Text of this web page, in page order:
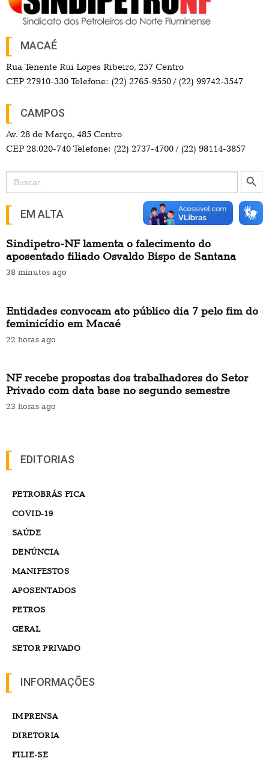
MACAÉ
Rua Tenente Rui Lopes Ribeiro, 257 Centro
CEP 27910-330 Telefone: (22) 2765-9550 / (22) 99742-3547
CAMPOS
Av. 28 de Março, 485 Centro
CEP 28.020-740 Telefone: (22) 2737-4700 / (22) 98114-3857
Search
for:
Search Button
EM ALTA
Sindipetro-NF lamenta o falecimento do
aposentado filiado Osvaldo Bispo de Santana
38 minutos ago
Entidades convocam ato público dia 7 pelo fim do
feminicídio em Macaé
22 horas ago
NF recebe propostas dos trabalhadores do Setor
Privado com data base no segundo semestre
23 horas ago
EDITORIAS
PETROBRÁS FICA
COVID-19
SAÚDE
DENÚNCIA
MANIFESTOS
APOSENTADOS
PETROS
GERAL
SETOR PRIVADO
INFORMAÇÕES
IMPRENSA
DIRETORIA
FILIE-SE